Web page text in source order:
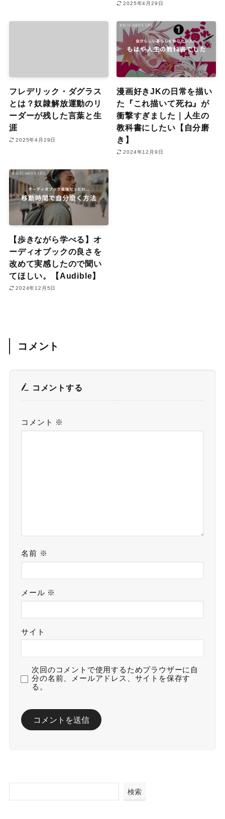
2025年4月29日
フレデリック・ダグラス
とは？奴隷解放運動のリ
ーダーが残した言葉と生
涯
2025年4月29日
漫画好きJKの日常を描い
た『これ描いて死ね』が
衝撃すぎました｜人生の
教科書にしたい【自分磨
き】
2024年12月9日
【歩きながら学べる】オ
ーディオブックの良さを
改めて実感したので聞い
てほしい。【Audible】
2024年12月5日
コメント
コメントする
コメント ※
名前 ※
メール ※
サイト
次回のコメントで使用するためブラウザーに自
分の名前、メールアドレス、サイトを保存す
る。
検索